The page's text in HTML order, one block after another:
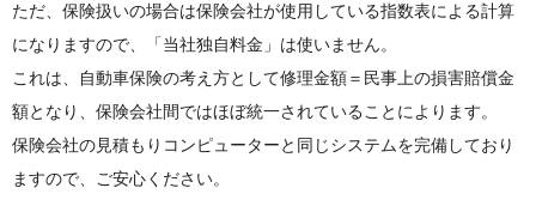
ただ、保険扱いの場合は保険会社が使用している指数表による計算
になりますので、「当社独自料金」は使いません。
これは、自動車保険の考え方として修理金額＝民事上の損害賠償金
額となり、保険会社間ではほぼ統一されていることによります。
保険会社の見積もりコンピューターと同じシステムを完備しており
ますので、ご安心ください。